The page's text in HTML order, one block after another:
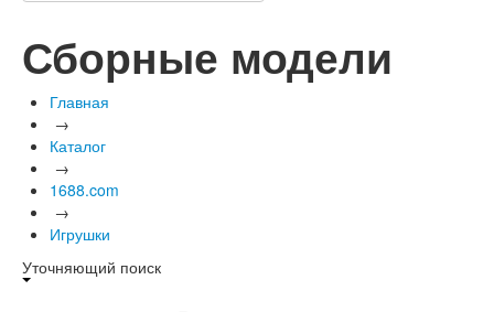
Сборные модели
Главная
→
Каталог
→
1688.com
→
Игрушки
Уточняющий поиск